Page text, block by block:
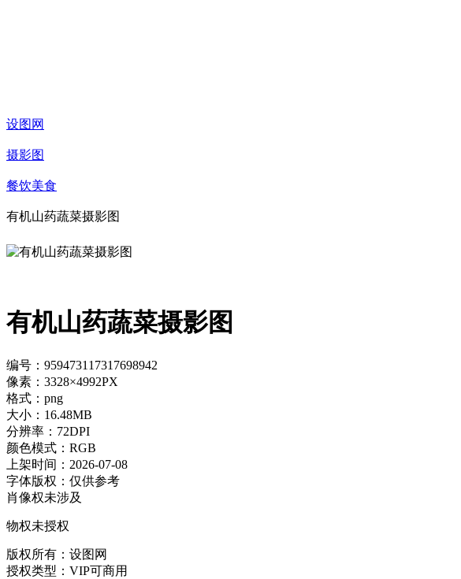
设图网
摄影图
餐饮美食
有机山药蔬菜摄影图
有机山药蔬菜摄影图
编号：959473117317698942
像素：3328×4992PX
格式：png
大小：16.48MB
分辨率：72DPI
颜色模式：RGB
上架时间：2026-07-08
字体版权：仅供参考
肖像权未涉及
物权未授权
版权所有：设图网
授权类型：VIP可商用